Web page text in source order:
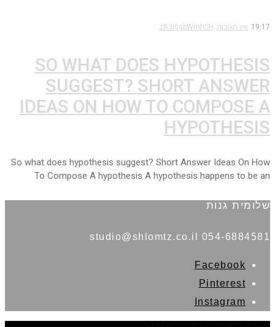
19:17 אין תגובות zB3i6gbWmhSH
SO WHAT DOES HYPOTHESIS
SUGGEST? SHORT ANSWER
IDEAS ON HOW TO COMPOSE A
HYPOTHESIS
So what does hypothesis suggest? Short Answer Ideas On How
To Compose A hypothesis A hypothesis happens to be an
שלומית גנות
054-6884581 studio@shlomtz.co.il
Facebook
Pinterest
Instagram